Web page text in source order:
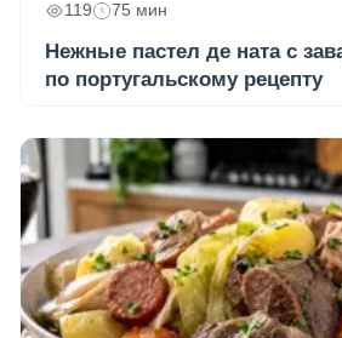
119 75 мин
Нежные пастел де ната с
по португальскому рецепту